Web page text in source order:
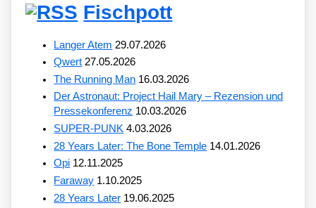
Fischpott
Langer Atem 29.07.2026
Qwert 27.05.2026
The Running Man 16.03.2026
Der Astronaut: Project Hail Mary – Rezension und
Pressekonferenz 10.03.2026
SUPER-PUNK 4.03.2026
28 Years Later: The Bone Temple 14.01.2026
Opi 12.11.2025
Faraway 1.10.2025
28 Years Later 19.06.2025